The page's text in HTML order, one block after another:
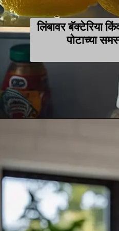
लिंबावर बॅक्टेरिया
पोटाच्या